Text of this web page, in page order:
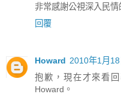
非常感謝公視深入民
回覆
Howard 2010年1月
抱歉，現在才來看
Howard。